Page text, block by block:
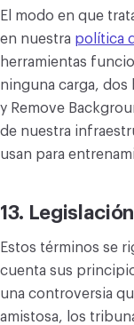
El modo en que
en nuestra política
herramientas
ninguna carga, dos
y Remove
de nuestra
usan para
13.
Estos términos se
cuenta sus
una controversia
amistosa, los